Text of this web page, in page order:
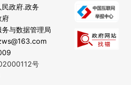
政府.政务
府
与数据管理局
号